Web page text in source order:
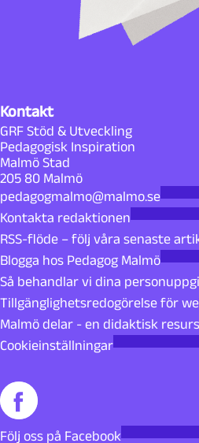
Kontakt
GRF Stöd & Utveckling
Pedagogisk Inspiration
Malmö Stad
205 80 Malmö
pedagogmalmo@malmo.se
Kontakta redaktionen
RSS-flöde – följ våra senaste
Blogga hos Pedagog Malmö
Så behandlar vi dina
Tillgänglighetsredogörelse för
Malmö delar - en didaktisk resurs
Cookieinställningar
Följ oss på Facebook